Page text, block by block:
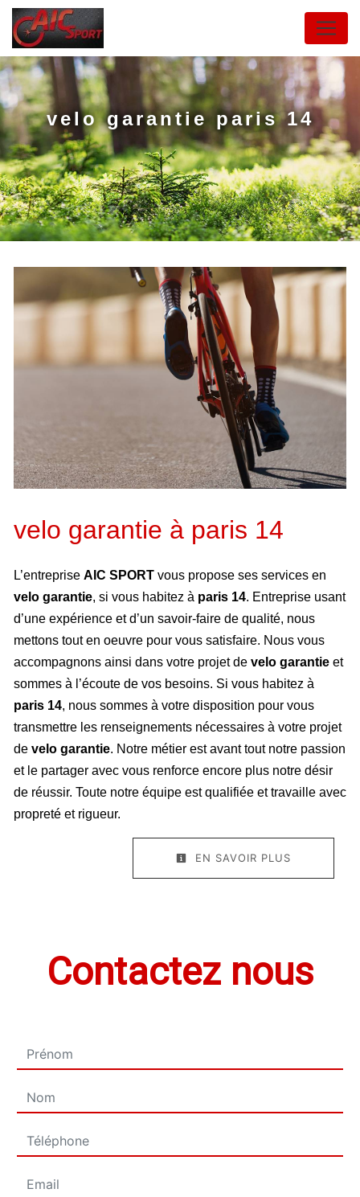
velo garantie paris 14
velo garantie à paris 14
L’entreprise AIC SPORT vous propose ses services en
velo garantie, si vous habitez à paris 14. Entreprise usant
d’une expérience et d’un savoir-faire de qualité, nous
mettons tout en oeuvre pour vous satisfaire. Nous vous
accompagnons ainsi dans votre projet de velo garantie et
sommes à l’écoute de vos besoins. Si vous habitez à
paris 14, nous sommes à votre disposition pour vous
transmettre les renseignements nécessaires à votre projet
de velo garantie. Notre métier est avant tout notre passion
et le partager avec vous renforce encore plus notre désir
de réussir. Toute notre équipe est qualifiée et travaille avec
propreté et rigueur.
EN SAVOIR PLUS
Contactez nous
Panneau de gestion des cookies